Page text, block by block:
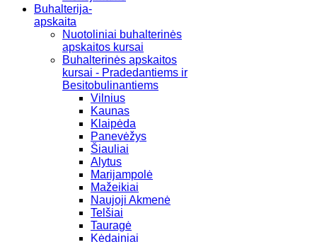
Buhalterija-
apskaita
Nuotoliniai buhalterinės
apskaitos kursai
Buhalterinės apskaitos
kursai - Pradedantiems ir
Besitobulinantiems
Vilnius
Kaunas
Klaipėda
Panevėžys
Šiauliai
Alytus
Marijampolė
Mažeikiai
Naujoji Akmenė
Telšiai
Tauragė
Kėdainiai